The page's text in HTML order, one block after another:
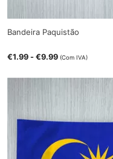
Bandeira Paquistão
€1.99 -€9.99 (Com IVA)